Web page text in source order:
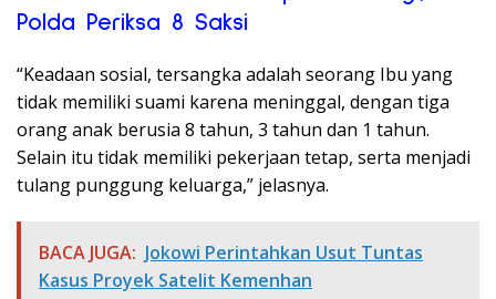
Polda Periksa 8 Saksi
“Keadaan sosial, tersangka adalah seorang Ibu yang
tidak memiliki suami karena meninggal, dengan tiga
orang anak berusia 8 tahun, 3 tahun dan 1 tahun.
Selain itu tidak memiliki pekerjaan tetap, serta menjadi
tulang punggung keluarga,” jelasnya.
BACA JUGA: Jokowi Perintahkan Usut Tuntas
Kasus Proyek Satelit Kemenhan